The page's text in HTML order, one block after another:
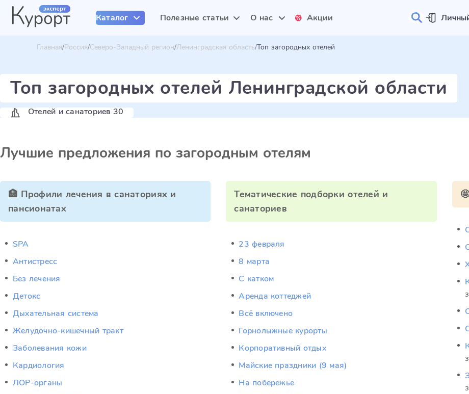
Каталог Полезные статьи О нас Акции
Главная Россия Северо-Западный регион Ленинградская область Топ загородных отелей
Топ загородных отелей Ленинградской области
Отелей и санаториев 30
Лучшие предложения по загородным отелям
🏥 Профили лечения в санаториях и
пансионатах
SPA
Антистресс
Без лечения
Детокс
Дыхательная система
Желудочно-кишечный тракт
Заболевания кожи
Кардиология
ЛОР-органы
Тематические подборки отелей и
санаториев
23 февраля
8 марта
C катком
Аренда коттеджей
Всё включено
Горнолыжные курорты
Корпоративный отдых
Майские праздники (9 мая)
На побережье